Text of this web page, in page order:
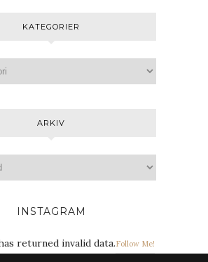
KATEGORIER
ARKIV
INSTAGRAM
returned invalid data.Follow Me!